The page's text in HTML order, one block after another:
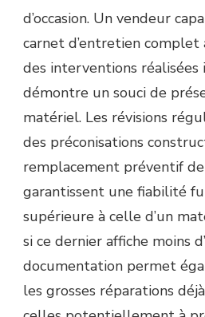
d’occasion. Un vendeur
carnet d’entretien complet
des interventions réalisées
démontre un souci de
matériel. Les révisions
des préconisations
remplacement préventif
garantissent une fiabilité
supérieure à celle d’un
si ce dernier affiche moins
documentation permet
les grosses réparations